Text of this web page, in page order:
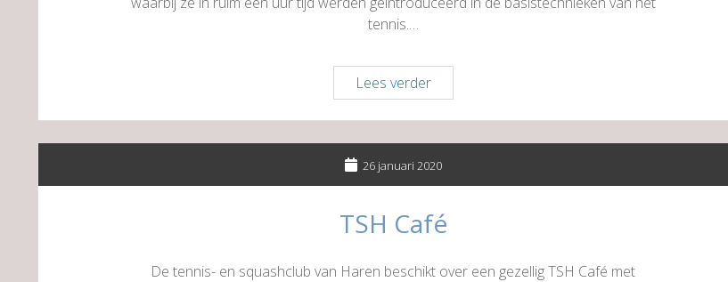
tennis.…
Lees verderLedenbijeenkomst
TSH
Café
26 januari 2020
TSH Café
De tennis- en squashclub van Haren beschikt over een gezellig TSH Café met